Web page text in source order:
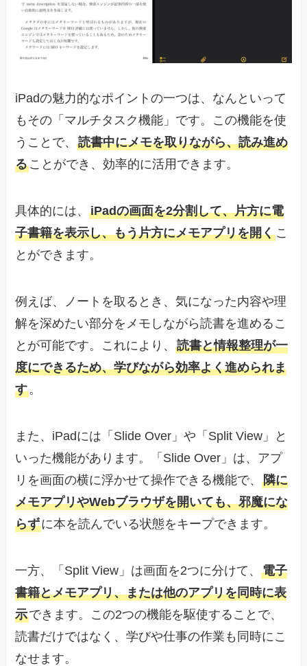
iPadの魅力的なポイントの一つは、なんといって
もその「マルチタスク機能」です。この機能を使
うことで、読書中にメモを取りながら、読み進め
ることができ、効率的に活用できます。
具体的には、iPadの画面を2分割して、片方に電
子書籍を表示し、もう片方にメモアプリを開くこ
とができます。
例えば、ノートを取るとき、気になった内容や理
解を深めたい部分をメモしながら読書を進めるこ
とが可能です。これにより、読書と情報整理が一
度にできるため、学びながら効率よく進められま
す。
また、iPadには「Slide Over」や「Split View」と
いった機能があります。「Slide Over」は、アプ
リを画面の横に浮かせて操作できる機能で、隣に
メモアプリやWebブラウザを開いても、邪魔にな
らずに本を読んでいる状態をキープできます。
一方、「Split View」は画面を2つに分けて、電子
書籍とメモアプリ、または他のアプリを同時に表
示できます。この2つの機能を駆使することで、
読書だけではなく、学びや仕事の作業も同時にこ
なせます。